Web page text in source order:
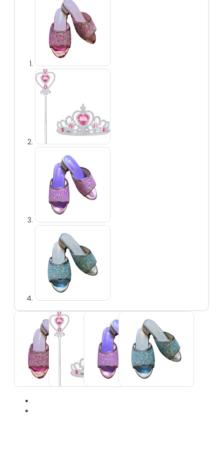
Prinsessen
vlechten
Prinsessen
handschoenen
Prinsessen
toverstaf
Prinsessen
accessoireset
Overig
Uitdeelcadeautjes
Kinderfeest
accessoires
Uitverkoop
Personages
Prinsessenjurken
overzicht
Assepoester
Ariël
Belle
Doornroosje
Rapunzel
Frozen
Frozen overzicht
Elsa
Anna
Sneeuwwitje